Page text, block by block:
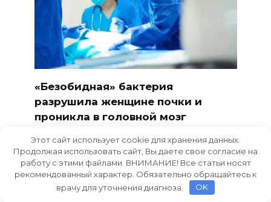
«Безобидная» бактерия
разрушила женщине почки и
проникла в головной мозг
Как оказалось, часть бактерий в
организме женщины мутировали
0 947
Этот сайт использует cookie для хранения данных.
Продолжая использовать сайт, Вы даете свое согласие на
работу с этими файлами. ВНИМАНИЕ! Все статьи носят
рекомендованный характер. Обязательно обращайтесь к
врачу для уточнения диагноза.
OK